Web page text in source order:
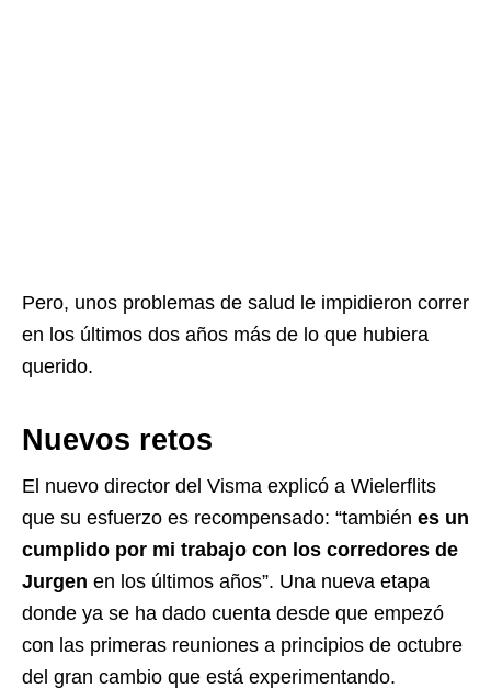
Pero, unos problemas de salud le impidieron correr
en los últimos dos años más de lo que hubiera
querido.
Nuevos retos
El nuevo director del Visma explicó a Wielerflits
que su esfuerzo es recompensado: “también es un
cumplido por mi trabajo con los corredores de
Jurgen en los últimos años”. Una nueva etapa
donde ya se ha dado cuenta desde que empezó
con las primeras reuniones a principios de octubre
del gran cambio que está experimentando.